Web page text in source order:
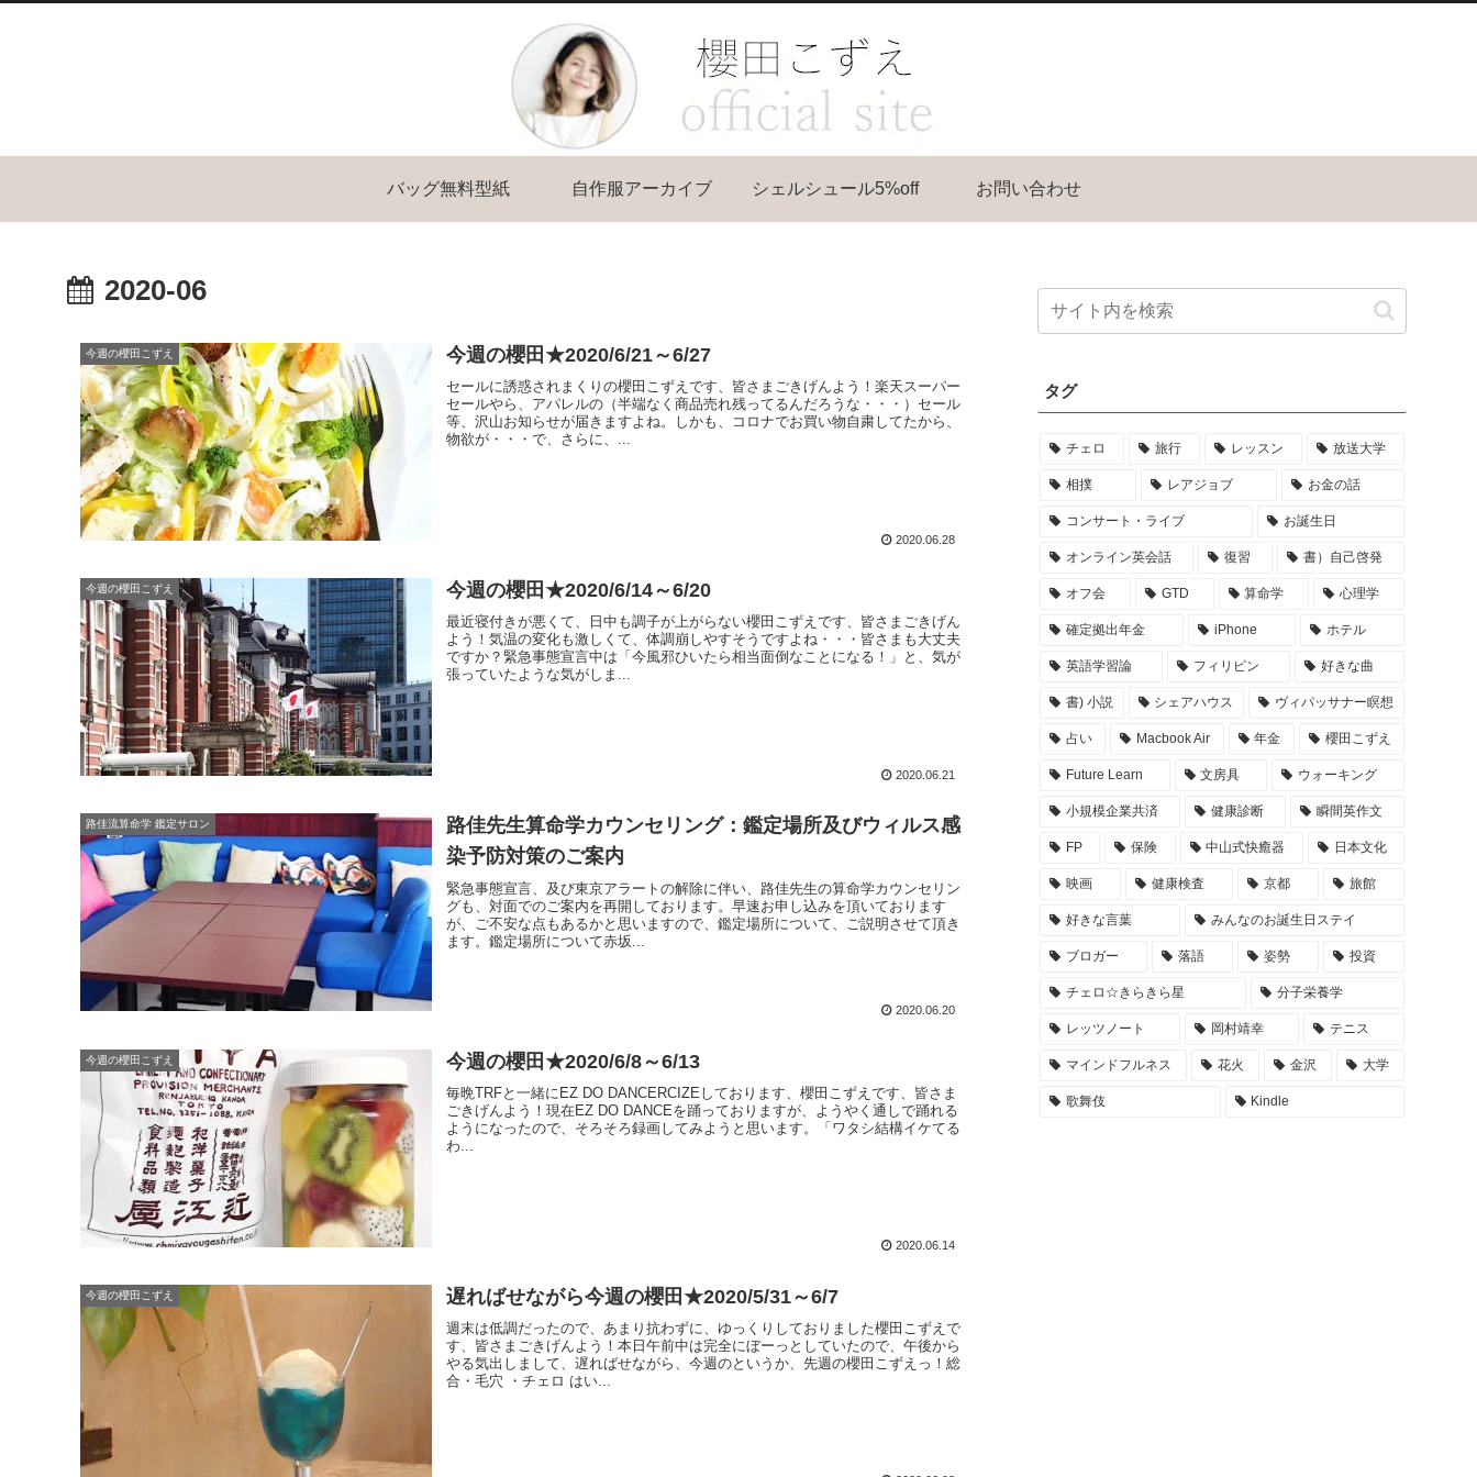
バッグ無料型紙 自作服アーカイブ シェルシュール5%off お問い合わせ
2020-06
今週の櫻田こずえ 今週の櫻田★2020/6/21～6/27
セールに誘惑されまくりの櫻田こずえです、皆さまごきげんよう！楽天スーパー
セールやら、アパレルの（半端なく商品売れ残ってるんだろうな・・・）セール
等、沢山お知らせが届きますよね。しかも、コロナでお買い物自粛してたから、
物欲が・・・で、さらに、...
2020.06.28
今週の櫻田こずえ 今週の櫻田★2020/6/14～6/20
最近寝付きが悪くて、日中も調子が上がらない櫻田こずえです、皆さまごきげん
よう！気温の変化も激しくて、体調崩しやすそうですよね・・・皆さまも大丈夫
ですか？緊急事態宣言中は「今風邪ひいたら相当面倒なことになる！」と、気が
張っていたような気がしま...
2020.06.21
路佳流算命学 鑑定サロン
路佳先生算命学カウンセリング：鑑定場所及びウィルス感
染予防対策のご案内
緊急事態宣言、及び東京アラートの解除に伴い、路佳先生の算命学カウンセリン
グも、対面でのご案内を再開しております。早速お申し込みを頂いております
が、ご不安な点もあるかと思いますので、鑑定場所について、ご説明させて頂き
ます。鑑定場所について赤坂...
2020.06.20
今週の櫻田こずえ 今週の櫻田★2020/6/8～6/13
毎晩TRFと一緒にEZ DO DANCERCIZEしております、櫻田こずえです、皆さま
ごきげんよう！現在EZ DO DANCEを踊っておりますが、ようやく通しで踊れる
ようになったので、そろそろ録画してみようと思います。「ワタシ結構イケてる
わ...
2020.06.14
今週の櫻田こずえ 遅ればせながら今週の櫻田★2020/5/31～6/7
週末は低調だったので、あまり抗わずに、ゆっくりしておりました櫻田こずえで
す、皆さまごきげんよう！本日午前中は完全にぼーっとしていたので、午後から
やる気出しまして、遅ればせながら、今週のというか、先週の櫻田こずえっ！総
合・毛穴 ・チェロ はい...
タグ
チェロ 旅行 レッスン 放送大学
相撲 レアジョブ お金の話
コンサート・ライブ お誕生日
オンライン英会話 復習 書）自己啓発
オフ会 GTD 算命学 心理学
確定拠出年金 iPhone ホテル
英語学習論 フィリピン 好きな曲
書) 小説 シェアハウス ヴィパッサナー瞑想
占い Macbook Air 年金 櫻田こずえ
Future Learn 文房具 ウォーキング
小規模企業共済 健康診断 瞬間英作文
FP 保険 中山式快癒器 日本文化
映画 健康検査 京都 旅館
好きな言葉 みんなのお誕生日ステイ
ブロガー 落語 姿勢 投資
チェロ☆きらきら星 分子栄養学
レッツノート 岡村靖幸 テニス
マインドフルネス 花火 金沢 大学
歌舞伎 Kindle